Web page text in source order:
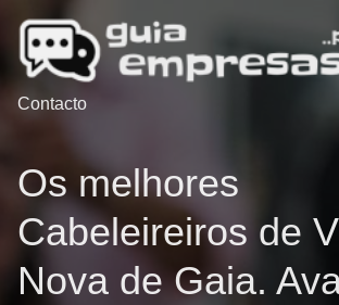
Contacto
Os melhores
Cabeleireiros de
Nova de Gaia.